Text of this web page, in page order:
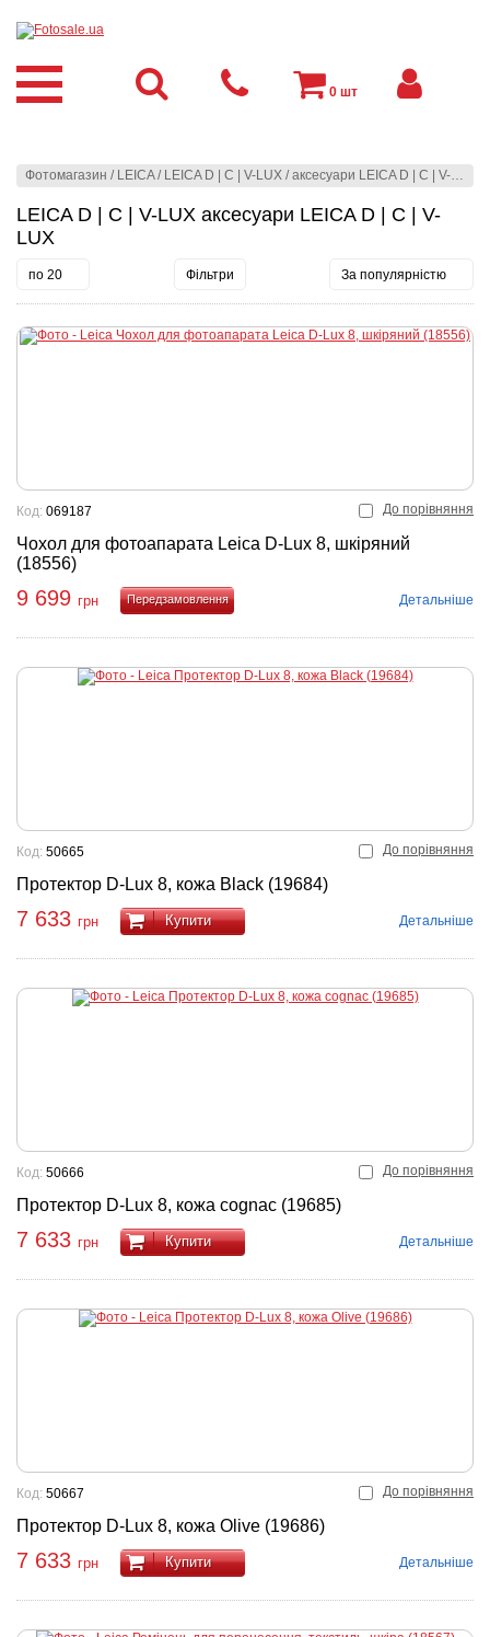
Фотомагазин / LEICA / LEICA D | C | V-LUX /аксесуари LEICA D | C | V-LUX
LEICA D | C | V-LUX аксесуари LEICA D | C | V-
LUX
по 20 Фільтри За популярністю
До порівняння
Чохол для фотоапарата Leica D-Lux 8, шкіряний
(18556)
Код: 069187
9 699 грн
Детальніше
До порівняння
Протектор D-Lux 8, кожа Black (19684)
Код: 50665
7 633 грн Купити Детальніше
До порівняння
Протектор D-Lux 8, кожа cognac (19685)
Код: 50666
7 633 грн Купити Детальніше
До порівняння
Протектор D-Lux 8, кожа Olive (19686)
Код: 50667
7 633 грн Купити Детальніше
0 шт